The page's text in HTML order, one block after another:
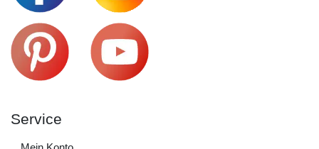
Service